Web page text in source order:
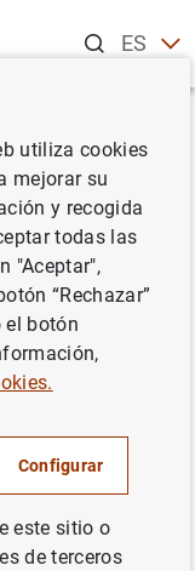
ESEN
de
a los
junio de
utiliza cookies
mejorar su
y recogida
todas las
"Aceptar",
“Rechazar”
botón
Configurar
este sitio o
de terceros